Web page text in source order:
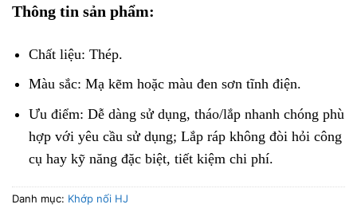
Thông tin sản phẩm:
Chất liệu: Thép.
Màu sắc: Mạ kẽm hoặc màu đen sơn tĩnh điện.
Ưu điểm: Dễ dàng sử dụng, tháo/lắp nhanh chóng phù
hợp với yêu cầu sử dụng; Lắp ráp không đòi hỏi công
cụ hay kỹ năng đặc biệt, tiết kiệm chi phí.
Danh mục: Khớp nối HJ